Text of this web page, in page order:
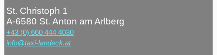
St. Christoph 1
A-6580 St. Anton am Arlberg
+43 (0) 660 444 4030
info@taxi-landeck.at